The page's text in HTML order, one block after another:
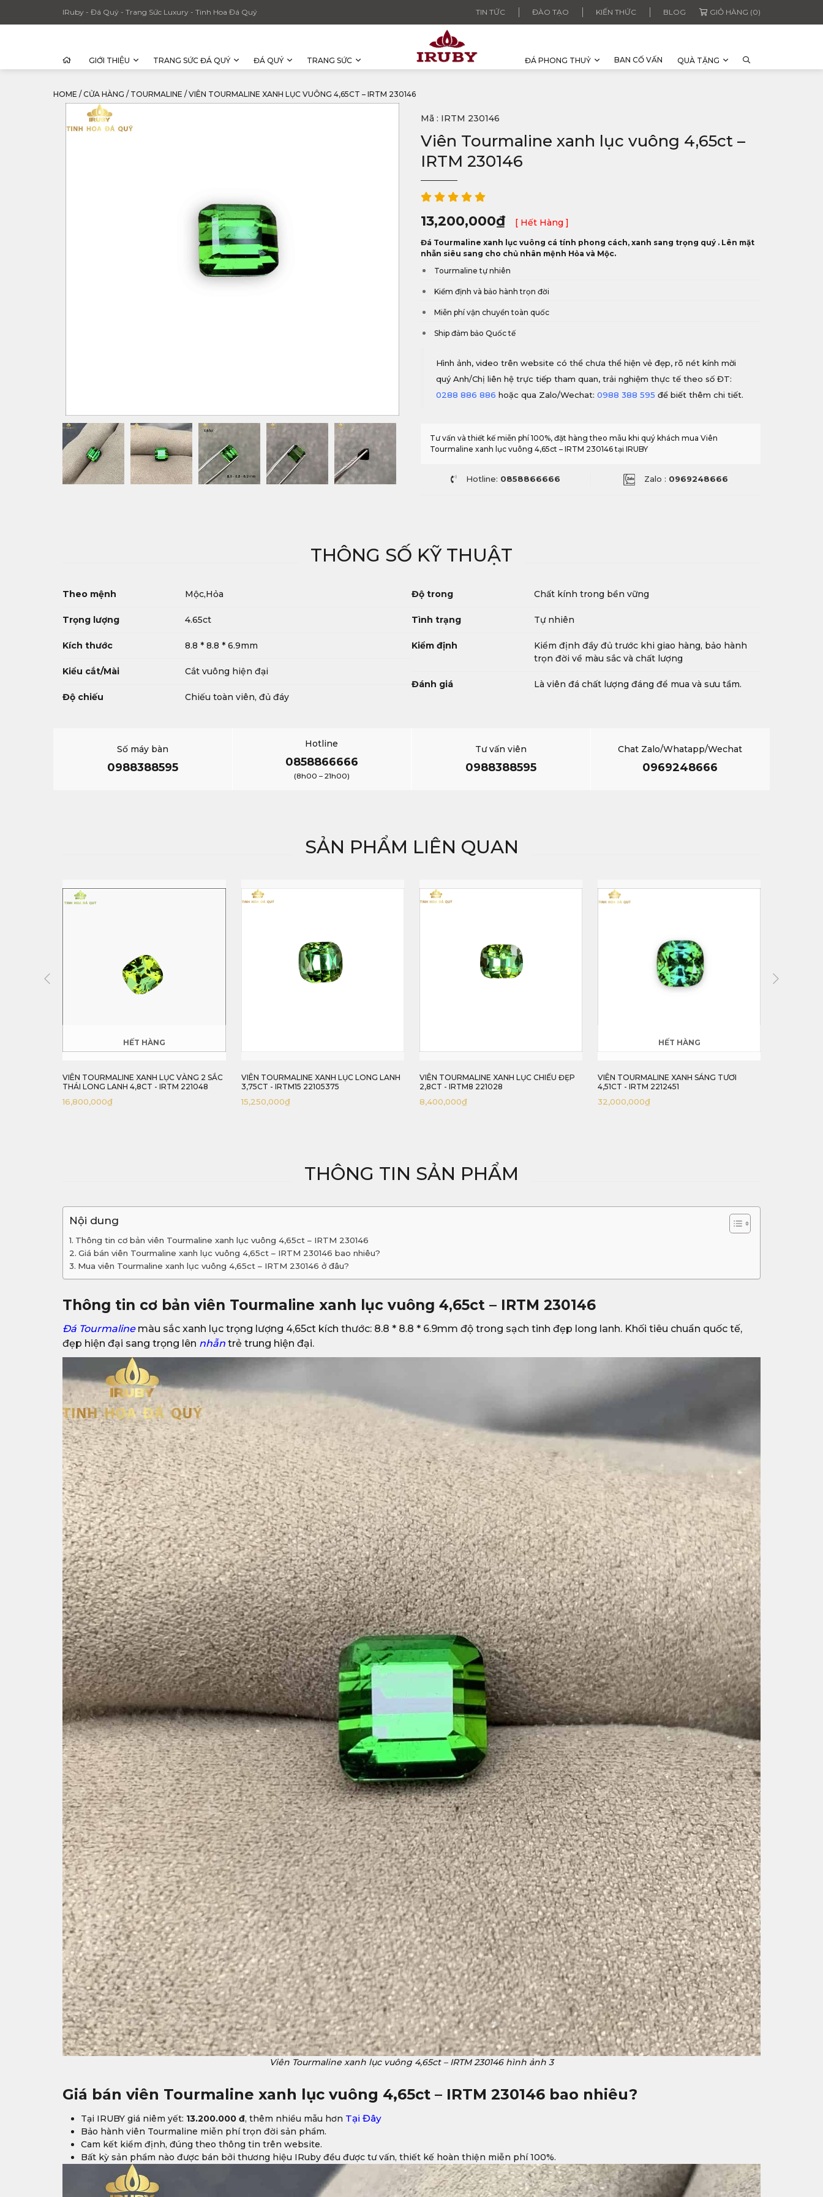
IRuby - Đá Quý - Trang Sức Luxury - Tinh Hoa Đá Quý TIN TỨC ĐÀO TẠO KIẾN THỨC BLOG GIỎ HÀNG (0)
GIỚI THIỆU TRANG SỨC ĐÁ QUÝ ĐÁ QUÝ TRANG SỨC ĐÁ PHONG THUỶ BAN CỐ VẤN QUÀ TẶNG
HOME / CỬA HÀNG / TOURMALINE / VIÊN TOURMALINE XANH LỤC VUÔNG 4,65CT – IRTM 230146
Mã : IRTM 230146
Viên Tourmaline xanh lục vuông 4,65ct –
IRTM 230146
13,200,000₫ [ Hết Hàng ]
Đá Tourmaline xanh lục vuông cá tính phong cách, xanh sang trọng quý . Lên mặt
nhẫn siêu sang cho chủ nhân mệnh Hỏa và Mộc.
Tourmaline tự nhiên
Kiểm định và bảo hành trọn đời
Miễn phí vận chuyển toàn quốc
Ship đảm bảo Quốc tế
Hình ảnh, video trên website có thể chưa thể hiện vẻ đẹp, rõ nét kính mời
quý Anh/Chị liên hệ trực tiếp tham quan, trải nghiệm thực tế theo số ĐT:
0288 886 886 hoặc qua Zalo/Wechat: 0988 388 595 để biết thêm chi tiết.
Tư vấn và thiết kế miễn phí 100%, đặt hàng theo mẫu khi quý khách mua Viên
Tourmaline xanh lục vuông 4,65ct – IRTM 230146 tại IRUBY
Hotline: 0858866666 Zalo : 0969248666
THÔNG SỐ KỸ THUẬT
Theo mệnh Mộc,Hỏa
Trọng lượng 4.65ct
Kích thước 8.8 * 8.8 * 6.9mm
Kiểu cắt/Mài Cắt vuông hiện đại
Độ chiếu Chiếu toàn viên, đủ đáy
Độ trong Chất kính trong bền vững
Tình trạng Tự nhiên
Kiểm định
Kiểm định đầy đủ trước khi giao hàng, bảo hành
trọn đời về màu sắc và chất lượng
Đánh giá Là viên đá chất lượng đáng để mua và sưu tầm.
Số máy bàn
0988388595
Hotline
0858866666
(8h00 – 21h00)
Tư vấn viên
0988388595
Chat Zalo/Whatapp/Wechat
0969248666
SẢN PHẨM LIÊN QUAN
VIÊN TOURMALINE XANH LỤC LONG LANH
3,75CT - IRTM15 22105375
15,250,000₫
VIÊN TOURMALINE XANH LỤC CHIẾU ĐẸP
2,8CT - IRTM8 221028
8,400,000₫
VIÊN TOURMALINE XANH SÁNG TƯƠI
4,51CT - IRTM 2212451
32,000,000₫
HẾT HÀNG
VIÊN TOURMALINE XANH LỤC VUÔNG
4,65CT - IRTM 230146
13,200,000₫
THÔNG TIN SẢN PHẨM
Nội dung
Thông tin cơ bản viên Tourmaline xanh lục vuông 4,65ct – IRTM 230146
Giá bán viên Tourmaline xanh lục vuông 4,65ct – IRTM 230146 bao nhiêu?
Mua viên Tourmaline xanh lục vuông 4,65ct – IRTM 230146 ở đâu?
Thông tin cơ bản viên Tourmaline xanh lục vuông 4,65ct – IRTM 230146
Đá Tourmalinemàu sắc xanh lục trọng lượng 4,65ct kích thước: 8.8 * 8.8 * 6.9mm độ trong sạch tinh đẹp long lanh. Khối tiêu chuẩn quốc tế,
đẹp hiện đại sang trọng lên nhẫn trẻ trung hiện đại.
Viên Tourmaline xanh lục vuông 4,65ct – IRTM 230146 hình ảnh 3
Giá bán viên Tourmaline xanh lục vuông 4,65ct – IRTM 230146 bao nhiêu?
Tại IRUBY giá niêm yết: 13.200.000 đ, thêm nhiều mẫu hơn Tại Đây
Bảo hành viên Tourmaline miễn phí trọn đời sản phẩm.
Cam kết kiểm định, đúng theo thông tin trên website.
Bất kỳ sản phẩm nào được bán bởi thương hiệu IRuby đều được tư vấn, thiết kế hoàn thiện miễn phí 100%.